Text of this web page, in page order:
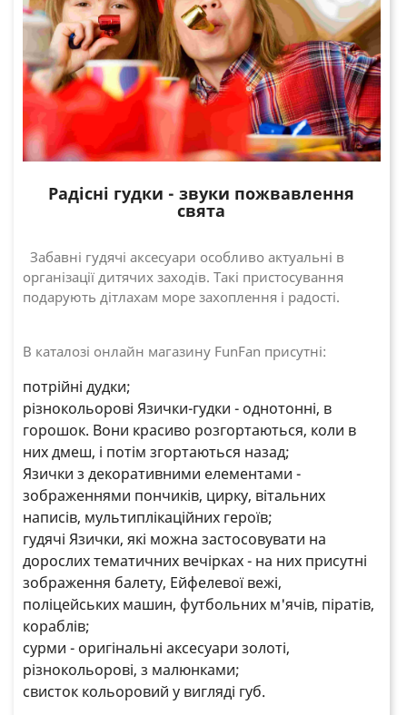
Радісні гудки - звуки пожвавлення
свята
Забавні гудячі аксесуари особливо актуальні в
організації дитячих заходів. Такі пристосування
подарують дітлахам море захоплення і радості.
В каталозі онлайн магазину FunFan присутні:
потрійні дудки;
різнокольорові Язички-гудки - однотонні, в
горошок. Вони красиво розгортаються, коли в
них дмеш, і потім згортаються назад;
Язички з декоративними елементами -
зображеннями пончиків, цирку, вітальних
написів, мультиплікаційних героїв;
гудячі Язички, які можна застосовувати на
дорослих тематичних вечірках - на них присутні
зображення балету, Ейфелевої вежі,
поліцейських машин, футбольних м'ячів, піратів,
кораблів;
сурми - оригінальні аксесуари золоті,
різнокольорові, з малюнками;
свисток кольоровий у вигляді губ.